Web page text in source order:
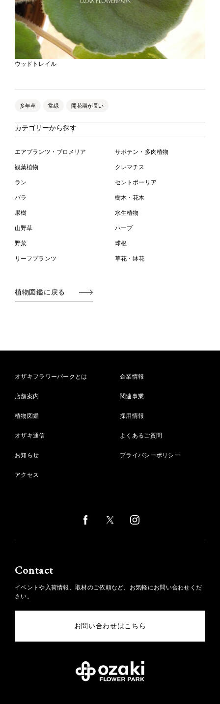
ウッドトレイル
多年草 常緑 開花期が長い
カテゴリーから探す
エアプランツ・ブロメリア サボテン・多肉植物
観葉植物 クレマチス
ラン セントポーリア
バラ 樹木・花木
果樹 水生植物
山野草 ハーブ
野菜 球根
リーフプランツ 草花・鉢花
植物図鑑に戻る
オザキフラワーパークとは
店舗案内
植物図鑑
オザキ通信
お知らせ
アクセス
企業情報
関連事業
採用情報
よくあるご質問
プライバシーポリシー
Contact
イベントや入荷情報、取材のご依頼など、お気軽にお問い合わせくだ
さい。
お問い合わせはこちら